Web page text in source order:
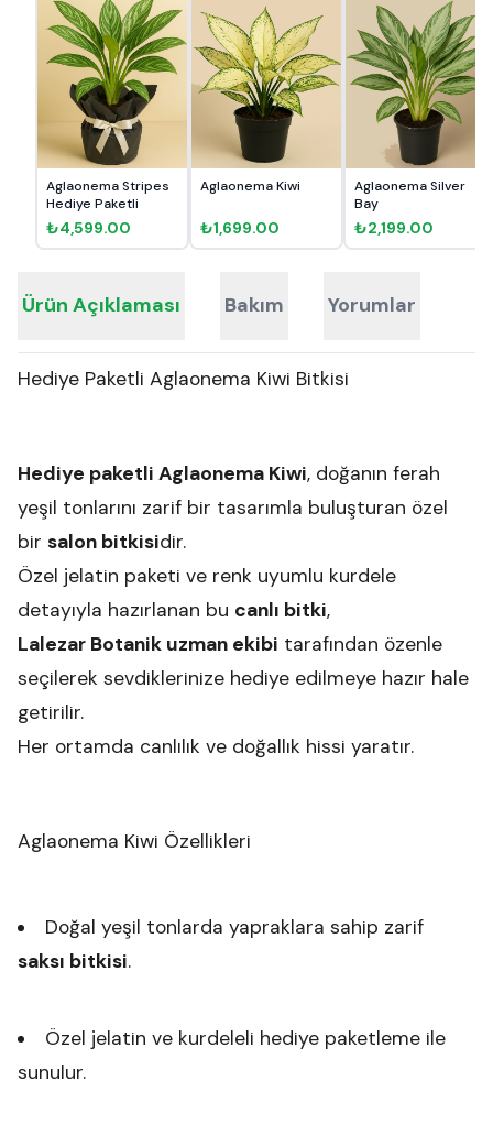
Aglaonema Stripes
Hediye Paketli
₺4,599.00
Aglaonema Kiwi
₺1,699.00
Aglaonema Silver
Bay
₺2,199.00
Ürün Açıklaması Bakım Yorumlar
Hediye Paketli Aglaonema Kiwi Bitkisi
Hediye paketli Aglaonema Kiwi, doğanın ferah
yeşil tonlarını zarif bir tasarımla buluşturan özel
bir salon bitkisidir.
Özel jelatin paketi ve renk uyumlu kurdele
detayıyla hazırlanan bu canlı bitki,
Lalezar Botanik uzman ekibi tarafından özenle
seçilerek sevdiklerinize hediye edilmeye hazır hale
getirilir.
Her ortamda canlılık ve doğallık hissi yaratır.
Aglaonema Kiwi Özellikleri
Doğal yeşil tonlarda yapraklara sahip zarif
saksı bitkisi.
Özel jelatin ve kurdeleli hediye paketleme ile
sunulur.